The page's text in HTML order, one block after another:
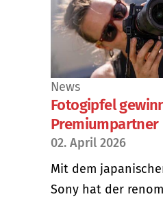
News
Fotogipfel
Premiumpartner
02. April 2026
Mit dem
Sony hat der